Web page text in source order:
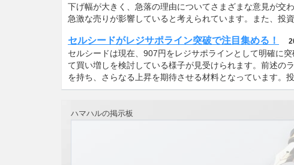
下げ幅が大きく、急落の理由についてさまざまな意見が交
急激な売りが影響していると考えられています。また、投
セルシードがレジサポライン突破で注目集める！
セルシードは現在、907円をレジサポラインとして明確に
て買い増しを検討している様子が見受けられます。前述の
を持ち、さらなる上昇を期待させる材料となっています。
ハマハルの掲示板